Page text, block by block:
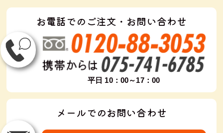
お電話でのご注文・お問い合わせ
平日 10：00～17：00
メールでのお問い合わせ